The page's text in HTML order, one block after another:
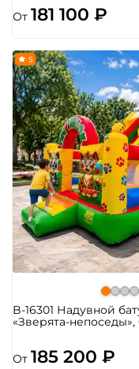
От 181 100 ₽
5
B-16301 Надувной
«Зверята-непоседы»,
От 185 200 ₽